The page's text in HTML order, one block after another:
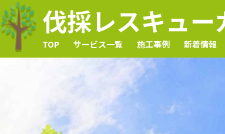
伐採レスキュ
TOP サービス一覧 施工事例 新着情報